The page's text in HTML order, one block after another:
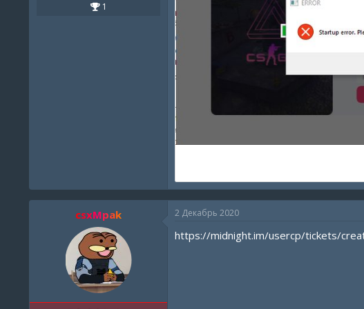
1
csxMpak 2 Декабрь 2020
https://midnight.im/usercp/tickets/